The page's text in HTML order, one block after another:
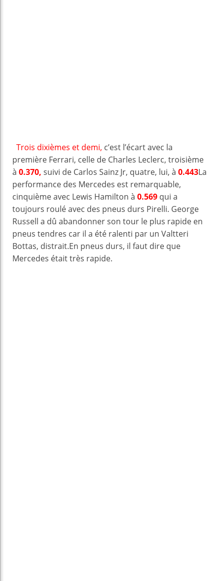
Trois dixièmes et demi, c’est l’écart avec la
première Ferrari, celle de Charles Leclerc, troisième
à 0.370, suivi de Carlos Sainz Jr, quatre, lui, à 0.443La
performance des Mercedes est remarquable,
cinquième avec Lewis Hamilton à 0.569 qui a
toujours roulé avec des pneus durs Pirelli. George
Russell a dû abandonner son tour le plus rapide en
pneus tendres car il a été ralenti par un Valtteri
Bottas, distrait.En pneus durs, il faut dire que
Mercedes était très rapide.